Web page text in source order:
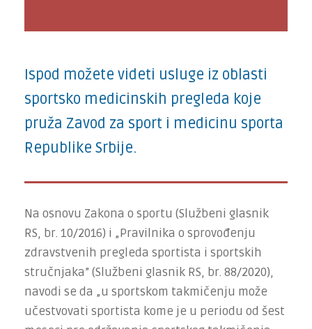
Ispod možete videti usluge iz oblasti
sportsko medicinskih pregleda koje
pruža Zavod za sport i medicinu sporta
Republike Srbije.
Na osnovu Zakona o sportu (Službeni glasnik
RS, br. 10/2016) i „Pravilnika o sprovođenju
zdravstvenih pregleda sportista i sportskih
stručnjaka” (Službeni glasnik RS, br. 88/2020),
navodi se da „u sportskom takmičenju može
učestvovati sportista kome je u periodu od šest